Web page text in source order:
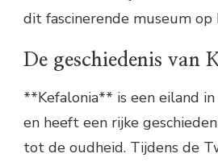
dit fascinerende museum op
De geschiedenis van
**Kefalonia** is een eiland in
en heeft een rijke
tot de oudheid. Tijdens de